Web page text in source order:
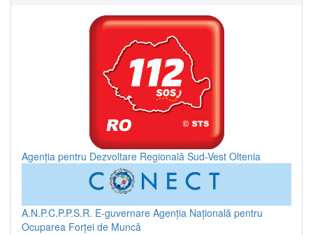
Agenția pentru Dezvoltare Regională Sud-Vest Oltenia
A.N.P.C.P.P.S.R. E-guvernare Agenția Națională pentru
Ocuparea Forței de Muncă